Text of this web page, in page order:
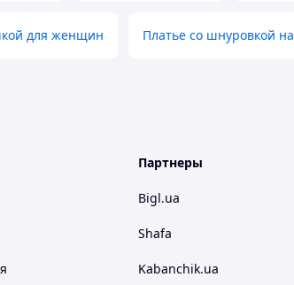
для женщин Платье со шнуровкой
Партнеры
Bigl.ua
Shafa
Kabanchik.ua